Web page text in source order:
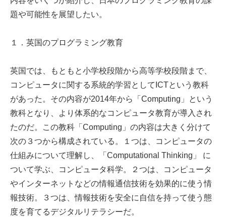
題や可能性を展望したい。
１．英国のプログラミング教育
英国では、もともと小学校段階から高等学校段階まで、
コンピュータに関する系統的学習としてICTという教科
があった。その内容が2014年から「Computing」という
教科となり、より体系的なコンピュータ教育が導入され
たのだ。この教科「Computing」の内容は大きく分けて
次の３つから構成されている。１つは、コンピュータの
仕組みについて理解し、「Computational Thinking」 に
ついて学ぶ、コンピュータ科学。２つは、コンピュータ
やインターネットなどの情報通信技術を効果的に使う情
報技術。３つは、情報技術を安全に自信を持って使う態
度を育てるデジタルリテラシーだ。